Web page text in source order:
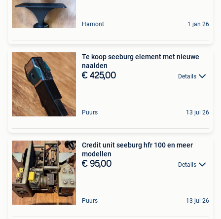
Hamont 1 jan 26
Te koop seeburg element met nieuwe
naalden
€ 425,00 Details
Puurs 13 jul 26
Credit unit seeburg hfr 100 en meer
modellen
€ 95,00 Details
Puurs 13 jul 26